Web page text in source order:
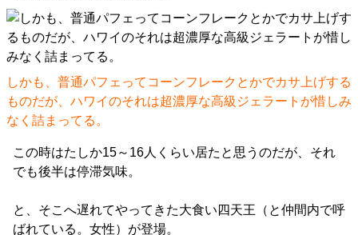
しかも、普通パフェってコーンフレークとかでカサ上げする
ものだが、ハワイのそれは超濃厚な高級ジェラートが惜しみ
なく詰まってる。
この時はたしか15～16人くらい居たと思うのだが、それ
でも後半は停滞気味。
と、そこへ遅れてやってきた大食い四天王（と仲間内で呼
ばれている。女性）が登場。